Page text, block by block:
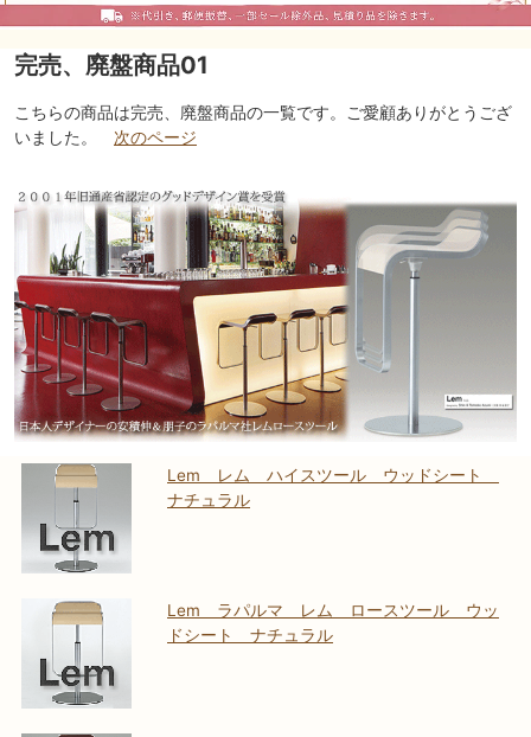
完売、廃盤商品01
こちらの商品は完売、廃盤商品の一覧です。ご愛顧ありがとうござ
いました。 次のページ
Lem レム ハイスツール ウッドシート
ナチュラル
Lem ラパルマ レム ロースツール ウッ
ドシート ナチュラル